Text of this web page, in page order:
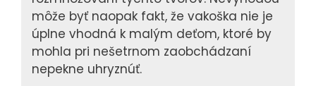
môže byť naopak fakt, že vakoška nie je
úplne vhodná k malým deťom, ktoré by
mohla pri nešetrnom zaobchádzaní
nepekne uhryznúť.